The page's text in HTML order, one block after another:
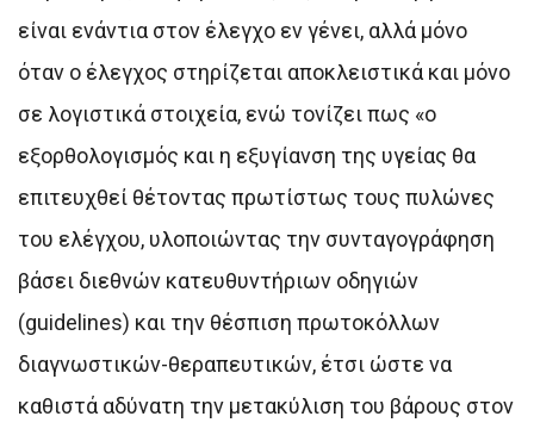
είναι ενάντια στον έλεγχο εν γένει, αλλά μόνο
όταν ο έλεγχος στηρίζεται αποκλειστικά και μόνο
σε λογιστικά στοιχεία, ενώ τονίζει πως «ο
εξορθολογισμός και η εξυγίανση της υγείας θα
επιτευχθεί θέτοντας πρωτίστως τους πυλώνες
του ελέγχου, υλοποιώντας την συνταγογράφηση
βάσει διεθνών κατευθυντήριων οδηγιών
(guidelines) και την θέσπιση πρωτοκόλλων
διαγνωστικών-θεραπευτικών, έτσι ώστε να
καθιστά αδύνατη την μετακύλιση του βάρους στον